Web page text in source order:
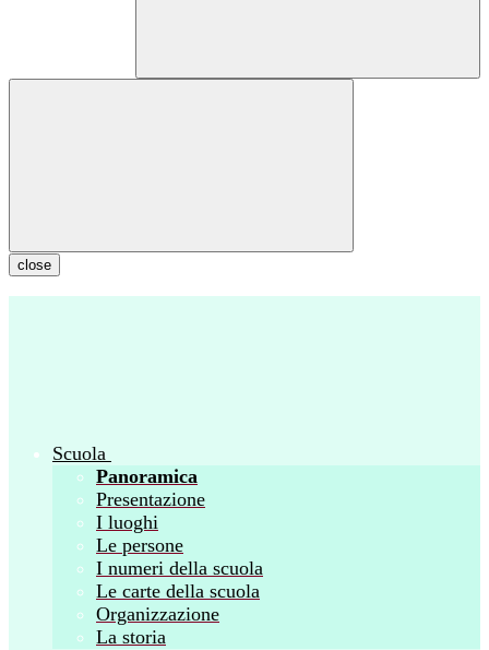
close
Scuola
Panoramica
Presentazione
I luoghi
Le persone
I numeri della scuola
Le carte della scuola
Organizzazione
La storia